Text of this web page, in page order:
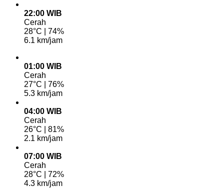
22:00 WIB
Cerah
28°C | 74%
6.1 km/jam
01:00 WIB
Cerah
27°C | 76%
5.3 km/jam
04:00 WIB
Cerah
26°C | 81%
2.1 km/jam
07:00 WIB
Cerah
28°C | 72%
4.3 km/jam